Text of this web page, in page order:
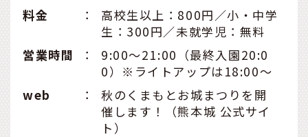
料金
：
高校生以上：800円／小・中学
生：300円／未就学児：無料
営業時間
：
9:00〜21:00（最終入園20:0
0）※ライトアップは18:00～
web
：
秋のくまもとお城まつりを開
催します！（熊本城 公式サイ
ト）